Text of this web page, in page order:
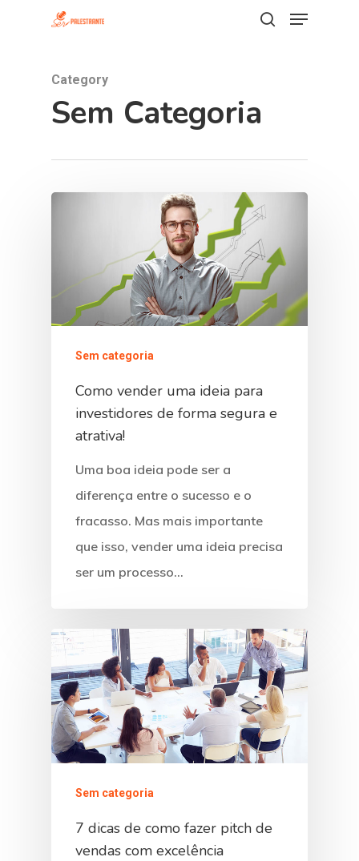
Category
Sem Categoria
Sem categoria
Como vender uma ideia para
investidores de forma segura e
atrativa!
Uma boa ideia pode ser a
diferença entre o sucesso e o
fracasso. Mas mais importante
que isso, vender uma ideia precisa
ser um processo…
Sem categoria
7 dicas de como fazer pitch de
vendas com excelência